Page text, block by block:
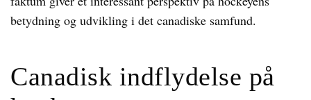
betydning og udvikling i det canadiske samfund.
Canadisk indflydelse på